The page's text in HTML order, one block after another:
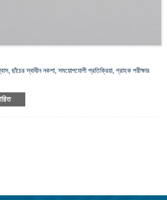
ছাঁচের স্বাধীন নকশা, সময়োপযোগী প্রতিক্রিয়া, গ্রাহক পরীক্ষার